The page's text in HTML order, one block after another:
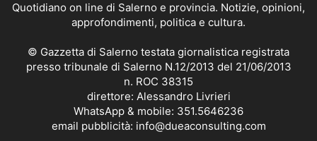
Quotidiano on line di Salerno e provincia. Notizie, opinioni,
approfondimenti, politica e cultura.
© Gazzetta di Salerno testata giornalistica registrata
presso tribunale di Salerno N.12/2013 del 21/06/2013
n. ROC 38315
direttore: Alessandro Livrieri
WhatsApp & mobile: 351.5646236
email pubblicità: info@dueaconsulting.com